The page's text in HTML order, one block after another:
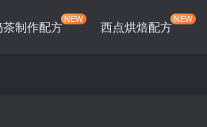
茶制作配方NEW 西点烘焙配方NEW